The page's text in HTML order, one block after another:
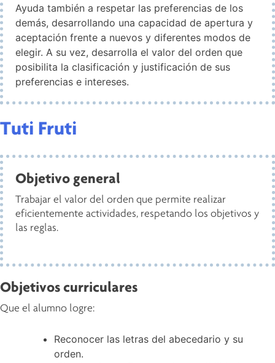
Ayuda también a respetar las preferencias de los
demás, desarrollando una capacidad de apertura y
aceptación frente a nuevos y diferentes modos de
elegir. A su vez, desarrolla el valor del orden que
posibilita la clasificación y justificación de sus
preferencias e intereses.
Tuti Fruti
Objetivo general
Trabajar el valor del orden que permite realizar
eficientemente actividades, respetando los objetivos y
las reglas.
Objetivos curriculares
Que el alumno logre:
Reconocer las letras del abecedario y su
orden.